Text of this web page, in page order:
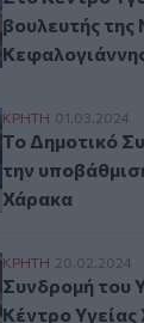
βουλευτής
Το Δημοτικό
ΚΡΗΤΗ 01.03.2024
Το Δημοτικό
την
Χάρακα
Συνδρομή του
ΚΡΗΤΗ 20.02.2024
Συνδρομή του
Κέντρο Υγείας